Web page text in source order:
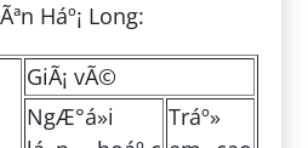
Háº¡ Long:
GiÃ¡ vÃ©
NgÆ°á»i
Tráº»